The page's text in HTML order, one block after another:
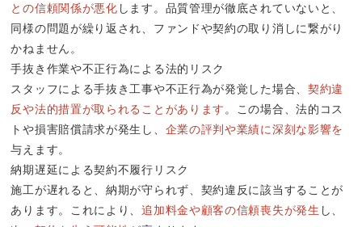
との信頼関係が悪化 します。品質管理が徹底されていないと、
同様の問題が繰り返され、ファンドや契約の取り消しに繋がり
かねません。
手抜き作業や不正行為による法的リスク
スタッフによる手抜き工事や不正行為が発覚した場合、 契約違
反や法的措置が取られることがあります 。この場合、法的コス
トや損害賠償請求が発生し、 企業の評判や業績に深刻な影響を
与えます。
納期遅延による契約不履行リスク
施工が遅れると、納期が守られず、契約違反に該当することが
あります。これにより、追加料金や顧客の信頼喪失が発生 し、